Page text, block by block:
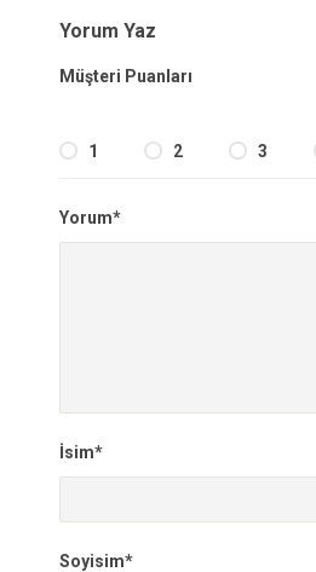
Yorum Yaz
Müşteri Puanları
1 2 3
Yorum*
İsim*
Soyisim*